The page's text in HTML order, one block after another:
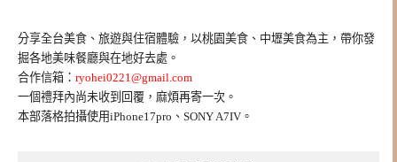
字:
分享全台美食、旅遊與住宿體驗，以桃園美食、中壢美食為主，帶你發
掘各地美味餐廳與在地好去處。
合作信箱： ryohei0221@gmail.com
一個禮拜內尚未收到回覆，麻煩再寄一次。
本部落格拍攝使用iPhone17pro、SONY A7IV。